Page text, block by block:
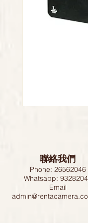
聯絡我們
Phone: 26562046
Whatsapp:
Email